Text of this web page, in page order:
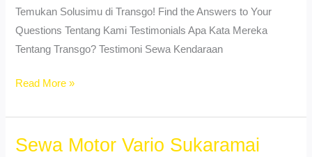
Temukan Solusimu di Transgo! Find the Answers to Your
Questions Tentang Kami Testimonials Apa Kata Mereka
Tentang Transgo? Testimoni Sewa Kendaraan
Rental
Vario
Titi
Read More »
Sewa Motor Vario Sukaramai